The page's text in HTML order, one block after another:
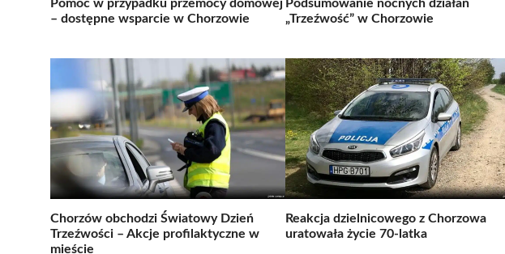
Pomoc w przypadku przemocy domowej
– dostępne wsparcie w Chorzowie
Podsumowanie nocnych działań
„Trzeźwość” w Chorzowie
Chorzów obchodzi Światowy Dzień
Trzeźwości – Akcje profilaktyczne w
mieście
Reakcja dzielnicowego z Chorzowa
uratowała życie 70-latka